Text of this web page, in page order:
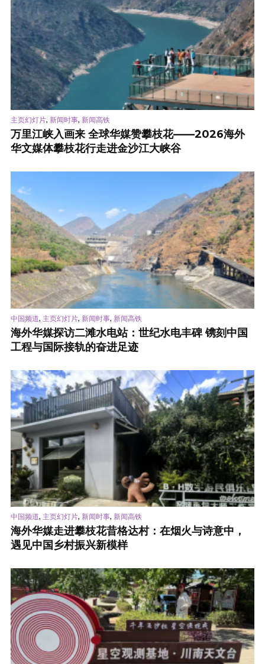
主页幻灯片, 新闻时事, 新闻高铁
万里江峡入画来 全球华媒赞攀枝花——2026海外
华文媒体攀枝花行走进金沙江大峡谷
中国频道, 主页幻灯片, 新闻时事, 新闻高铁
海外华媒探访二滩水电站：世纪水电丰碑 镌刻中国
工程与国际接轨的奋进足迹
中国频道, 主页幻灯片, 新闻时事, 新闻高铁
海外华媒走进攀枝花昔格达村：在烟火与诗意中，
遇见中国乡村振兴新模样